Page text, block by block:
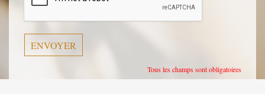
champ
vide.
Tous les champs sont obligatoires